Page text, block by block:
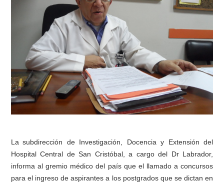
La subdirección de Investigación, Docencia y Extensión del
Hospital Central de San Cristóbal, a cargo del Dr Labrador,
informa al gremio médico del país que el llamado a concursos
para el ingreso de aspirantes a los postgrados que se dictan en